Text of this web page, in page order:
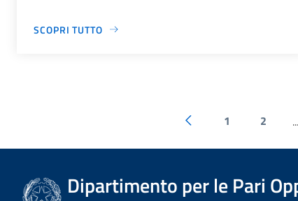
SCOPRI TUTTO
1 2 ...
Dipartimento per le Pari